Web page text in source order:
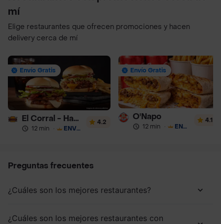
mí
Elige restaurantes que ofrecen promociones y hacen
delivery cerca de mí
Envío Gratis
El Corral - Hamburguesa
12 min · ENVÍO GRATIS
4.2
Envío Gratis
O'Napo
12 min · ENVÍO GRATIS
4.1
Preguntas frecuentes
¿Cuáles son los mejores restaurantes?
¿Cuáles son los mejores restaurantes con